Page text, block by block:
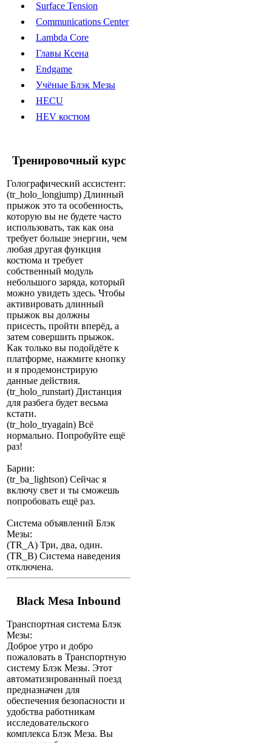
Surface Tension
Communications Center
Lambda Core
Главы Ксена
Endgame
Учёные Блэк Мезы
HECU
HEV костюм
Тренировочный курс
Голографический ассистент:
(tr_holo_longjump) Длинный
прыжок это та особенность,
которую вы не будете часто
использовать, так как она
требует больше энергии, чем
любая другая функция
костюма и требует
собственный модуль
небольшого заряда, который
можно увидеть здесь. Чтобы
активировать длинный
прыжок вы должны
присесть, пройти вперёд, а
затем совершить прыжок.
Как только вы подойдёте к
платформе, нажмите кнопку
и я продемонстрирую
данные действия.
(tr_holo_runstart) Дистанция
для разбега будет весьма
кстати.
(tr_holo_tryagain) Всё
нормально. Попробуйте ещё
раз!
Барни:
(tr_ba_lightson) Сейчас я
включу свет и ты сможешь
попробовать ещё раз.
Система объявлений Блэк
Мезы:
(TR_A) Три, два, один.
(TR_B) Система наведения
отключена.
Black Mesa Inbound
Транспортная система Блэк
Мезы:
Доброе утро и добро
пожаловать в Транспортную
систему Блэк Мезы. Этот
автоматизированный поезд
предназначен для
обеспечения безопасности и
удобства работникам
исследовательского
комплекса Блэк Меза. Вы